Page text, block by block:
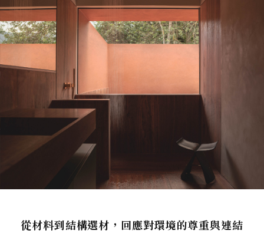
從材料到結構選材，回應對環境的尊重與連結